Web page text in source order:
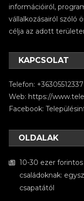
információiról,
vállalkozásairól szóló
célja az adott
KAPCSOLAT
Telefon: +36305512337
Web: https://
Facebook:
OLDALAK
10-30 ezer
családoknak:
csapatától